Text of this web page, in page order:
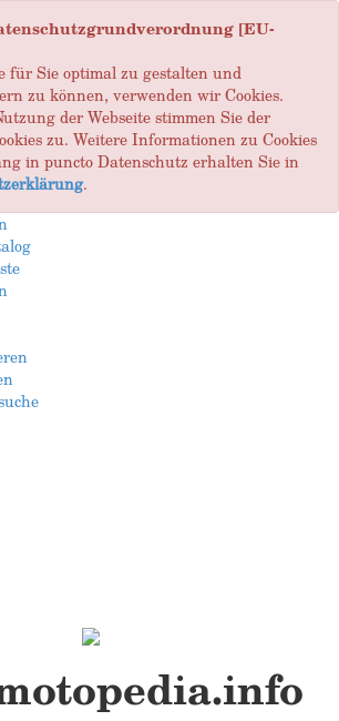
[EU-
für Sie optimal zu gestalten und
zu können, verwenden wir Cookies.
der Webseite stimmen Sie der
zu. Weitere Informationen zu Cookies
in puncto Datenschutz erhalten Sie in
.